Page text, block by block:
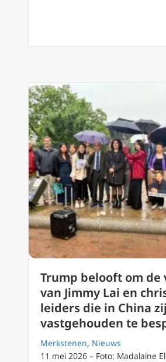
Trump belooft om de
van Jimmy Lai en
leiders die in China
vastgehouden te
Merkstenen, Nieuws
11 mei 2026 – Foto: Madalaine